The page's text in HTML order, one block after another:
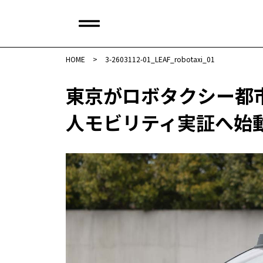
HOME > 3-2603112-01_LEAF_robotaxi_01
東京がロボタクシー
人モビリティ実証へ始